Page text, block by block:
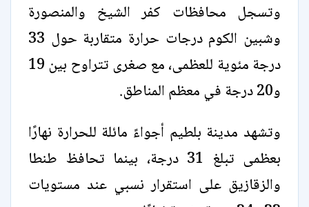
وتسجل محافظات كفر الشيخ والمنصورة
وشبين الكوم درجات حرارة متقاربة حول 33
درجة مئوية للعظمى، مع صغرى تتراوح بين 19
و20 درجة في معظم المناطق.
وتشهد مدينة بلطيم أجواءً مائلة للحرارة نهارًا
بعظمى تبلغ 31 درجة، بينما تحافظ طنطا
والزقازيق على استقرار نسبي عند مستويات